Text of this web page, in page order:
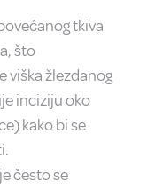
tkiva
što
viška žlezdanog
inciziju oko
kako bi se
često se